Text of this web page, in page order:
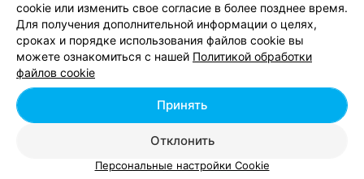
Написать руководителю relax.by
Персональные настройки cookie
Обработка персональных данных
© 2026 ООО «Артокс Лаб», УНП 191700409, регистрирующий орган -
| 220012, Республика Беларусь, г. Минск,
cookie или изменить свое согласие в более позднее время.
Для получения дополнительной информации о целях,
сроках и порядке использования файлов cookie вы
можете ознакомиться с нашей Политикой обработки
файлов cookie
Отклонить
Принять
Персональные настройки Cookie